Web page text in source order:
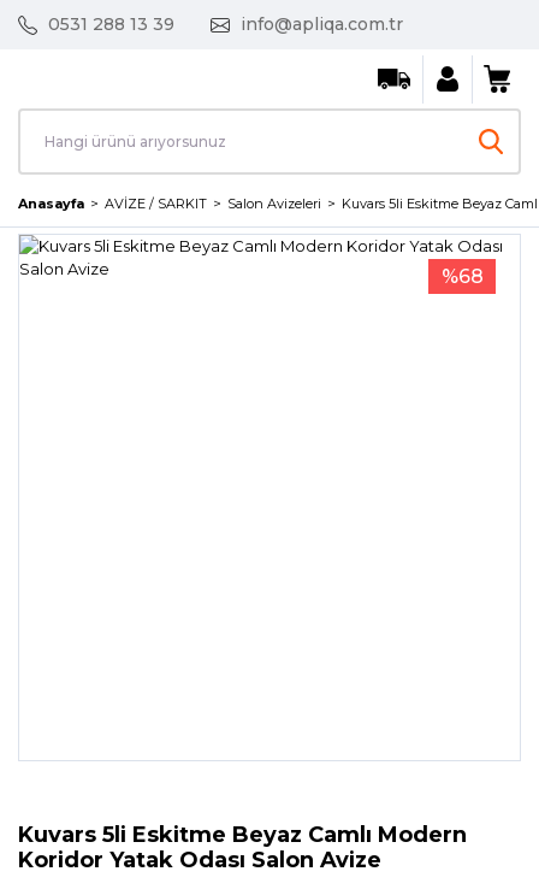
0531 288 13 39 info@apliqa.com.tr
Anasayfa AVİZE / SARKIT Salon Avizeleri Kuvars 5li Eskitme Beyaz
%68
Kuvars 5li Eskitme Beyaz Camlı Modern
Koridor Yatak Odası Salon Avize